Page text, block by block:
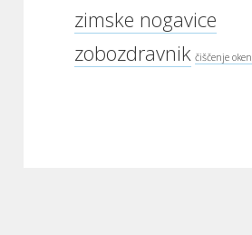
zimske nogavice
zobozdravnik čiščenje oken